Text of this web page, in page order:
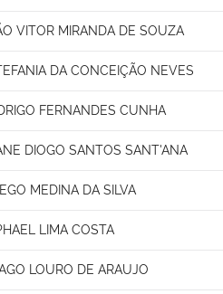
VITOR MIRANDA DE SOUZA
DA CONCEIÇÃO NEVES
FERNANDES CUNHA
DIOGO SANTOS SANT'ANA
MEDINA DA SILVA
LIMA COSTA
LOURO DE ARAUJO